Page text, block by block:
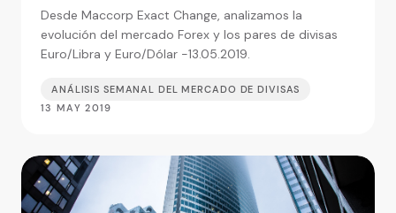
de moneda
Desde Maccorp Exact Change, analizamos la
evolución del mercado Forex y los pares de divisas
Euro/Libra y Euro/Dólar -13.05.2019.
ANÁLISIS SEMANAL DEL MERCADO DE DIVISAS
13 MAY 2019